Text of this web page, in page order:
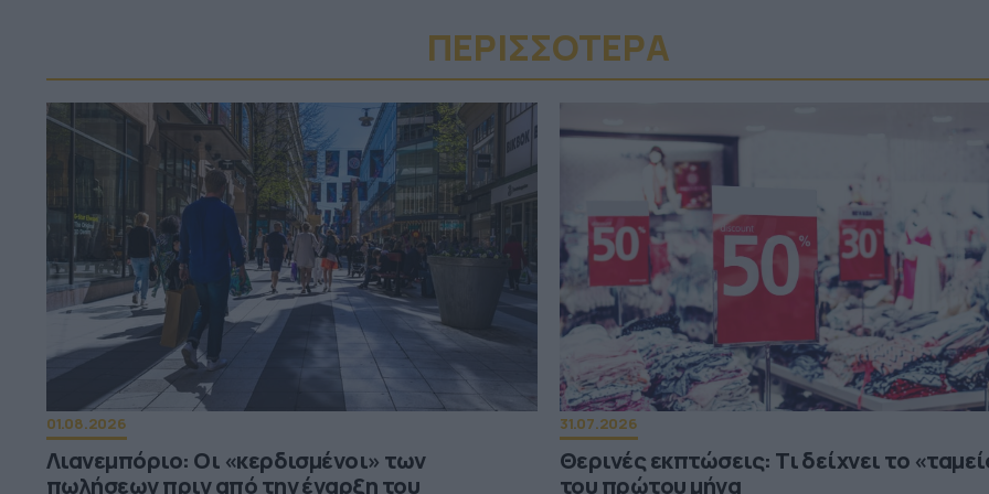
ΠΕΡΙΣΣΟΤΕΡA
01.08.2026
Λιανεμπόριο: Οι «κερδισμένοι» των
πωλήσεων πριν από την έναρξη του
31.07.2026
Θερινές εκπτώσεις: Τι δείχνει το
του πρώτου μήνα